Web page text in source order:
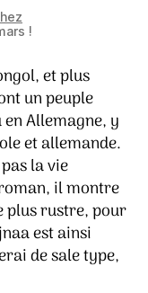
!
et plus
un peuple
Allemagne, y
et allemande.
la vie
il montre
plus rustre, pour
est ainsi
de sale type,